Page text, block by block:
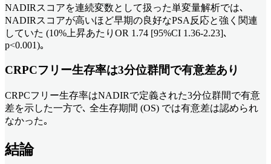
NADIRスコアを連続変数として扱った単変量解析では､
NADIRスコアが高いほど早期の良好なPSA反応と強く関連
していた (10%上昇あたりOR 1.74 [95%CI 1.36-2.23]､
p<0.001)｡
CRPCフリー生存率は3分位群間で有意差あり
CRPCフリー生存率はNADIRで定義された3分位群間で有意
差を示した一方で､ 全生存期間 (OS) では有意差は認められ
なかった｡
結論